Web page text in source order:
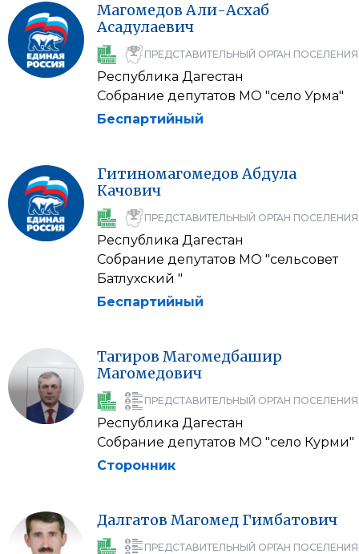
Магомедов Али-Асхаб
Асадулаевич
ПРЕДСТАВИТЕЛЬНЫЙ ОРГАН ПОСЕЛЕНИЯ
Республика Дагестан
Собрание депутатов МО "село Урма"
Беспартийный
Гитиномагомедов Абдула
Качович
ПРЕДСТАВИТЕЛЬНЫЙ ОРГАН ПОСЕЛЕНИЯ
Республика Дагестан
Собрание депутатов МО "сельсовет
Батлухский "
Беспартийный
Тагиров Магомедбашир
Магомедович
ПРЕДСТАВИТЕЛЬНЫЙ ОРГАН ПОСЕЛЕНИЯ
Республика Дагестан
Собрание депутатов МО "село Курми"
Сторонник
Далгатов Магомед Гимбатович
ПРЕДСТАВИТЕЛЬНЫЙ ОРГАН ПОСЕЛЕНИЯ